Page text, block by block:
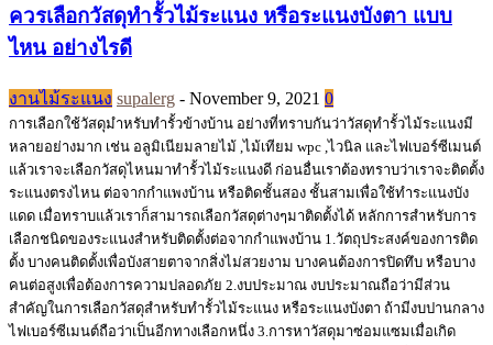
ควรเลือกวัสดุทำรั้วไม้ระแนง หรือระแนงบังตา แบบ
ไหน อย่างไรดี
งานไม้ระแนง supalerg - November 9, 2021 0
การเลือกใช้วัสดุมำหรับทำรั้วข้างบ้าน อย่างที่ทราบกันว่าวัสดุทำรั้วไม้ระแนงมี
หลายอย่างมาก เช่น อลูมิเนียมลายไม้ ,ไม้เทียม wpc ,ไวนิล และไฟเบอร์ซีเมนต์
แล้วเราจะเลือกวัสดุไหนมาทำรั้วไม้ระแนงดี ก่อนอื่นเราต้องทราบว่าเราจะติดตั้ง
ระแนงตรงไหน ต่อจากกำแพงบ้าน หรือติดชั้นสอง ชั้นสามเพื่อใช้ทำระแนงบัง
แดด เมื่อทราบแล้วเราก็สามารถเลือกวัสดุต่างๆมาติดตั้งได้ หลักการสำหรับการ
เลือกชนิดของระแนงสำหรับติดตั้งต่อจากกำแพงบ้าน 1.วัตถุประสงค์ของการติด
ตั้ง บางคนติดตั้งเพื่อบังสายตาจากสิ่งไม่สวยงาม บางคนต้องการปิดทึบ หรือบาง
คนต่อสูงเพื่อต้องการความปลอดภัย 2.งบประมาณ งบประมาณถือว่ามีส่วน
สำคัญในการเลือกวัสดุสำหรับทำรั้วไม้ระแนง หรือระแนงบังตา ถ้ามีงบปานกลาง
ไฟเบอร์ซีเมนต์ถือว่าเป็นอีกทางเลือกหนึ่ง 3.การหาวัสดุมาซ่อมแซมเมื่อเกิด